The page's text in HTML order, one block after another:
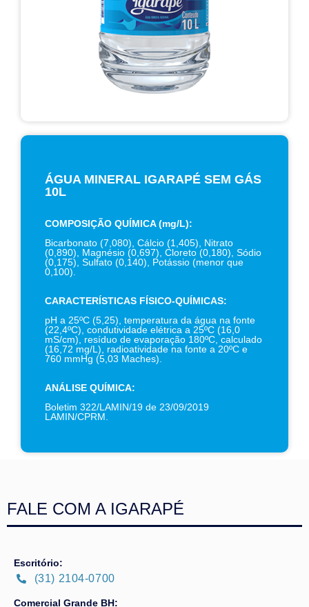
ÁGUA MINERAL IGARAPÉ SEM GÁS
10L
COMPOSIÇÃO QUÍMICA (mg/L):
Bicarbonato (7,080), Cálcio (1,405), Nitrato
(0,890), Magnésio (0,697), Cloreto (0,180), Sódio
(0,175), Sulfato (0,140), Potássio (menor que
0,100).
CARACTERÍSTICAS FÍSICO-QUÍMICAS:
pH a 25ºC (5,25), temperatura da água na fonte
(22,4ºC), condutividade elétrica a 25ºC (16,0
mS/cm), resíduo de evaporação 180ºC, calculado
(16,72 mg/L), radioatividade na fonte a 20ºC e
760 mmHg (5,03 Maches).
ANÁLISE QUÍMICA:
Boletim 322/LAMIN/19 de 23/09/2019
LAMIN/CPRM.
FALE COM A IGARAPÉ
Escritório:
(31) 2104-0700
Comercial Grande BH: